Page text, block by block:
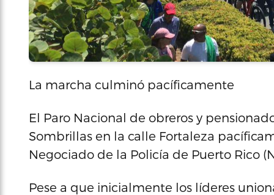
La marcha culminó pacíficamente
El Paro Nacional de obreros y
Sombrillas en la calle Fortaleza
Negociado de la Policía de Puerto Rico
Pese a que inicialmente los líderes